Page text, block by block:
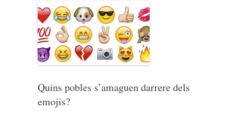
Quins pobles s’amaguen darrere dels
emojis?